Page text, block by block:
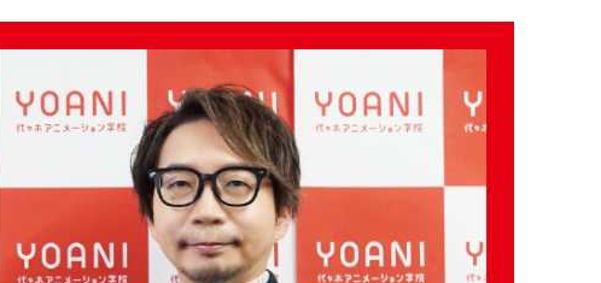
新聞奨学生制度
住居サポート
年間行事
デビュー・就職実績
企業連携
採用をご検討の企業の皆
様